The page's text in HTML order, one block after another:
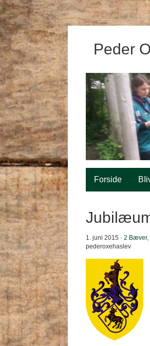
Peder
Forside
1. juni 2015 · 2 Bæver,
pederoxehaslev